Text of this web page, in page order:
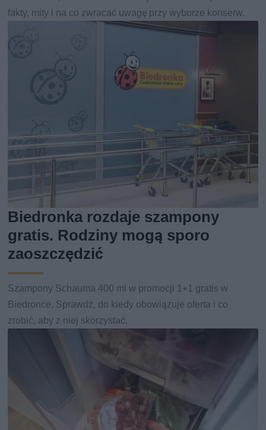
fakty, mity i na co zwracać uwagę przy wyborze konserw.
Biedronka rozdaje szampony
gratis. Rodziny mogą sporo
zaoszczędzić
Szampony Schauma 400 ml w promocji 1+1 gratis w
Biedronce. Sprawdź, do kiedy obowiązuje oferta i co
zrobić, aby z niej skorzystać.